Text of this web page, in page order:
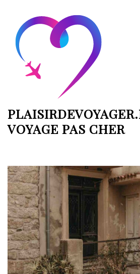
contenu
(Pressez
Entrée)
VOYAGE PAS CHER